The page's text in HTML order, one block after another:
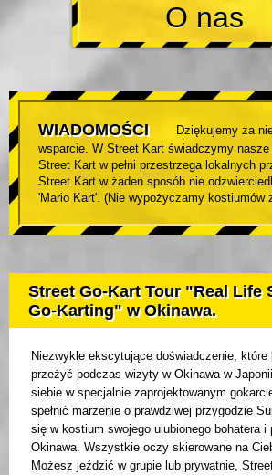
O nas
WIADOMOŚCI
Dziękujemy za
wsparcie. W Street Kart świadczymy nasze
Street Kart w pełni przestrzega lokalnych
Street Kart w żaden sposób nie
'Mario Kart'. (Nie wypożyczamy kostiumów
Street Go-Kart Tour "Real Life
Go-Karting" w Okinawa.
Niezwykle ekscytujące doświadczenie,
przeżyć podczas wizyty w Okinawa w
siebie w specjalnie zaprojektowanym
spełnić marzenie o prawdziwej przygodzie
się w kostium swojego ulubionego bohatera i
Okinawa. Wszystkie oczy skierowane na
Możesz jeździć w grupie lub prywatnie,